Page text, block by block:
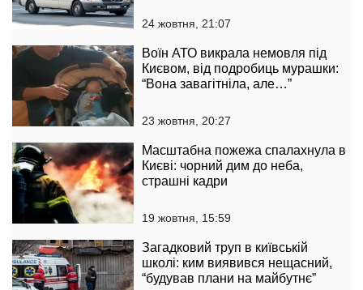
24 жовтня, 21:07
Воїн АТО викрала немовля під
Києвом, від подробиць мурашки:
“Вона завагітніла, але…”
23 жовтня, 20:27
Масштабна пожежа спалахнула в
Києві: чорний дим до неба,
страшні кадри
19 жовтня, 15:59
Загадковий труп в київській
школі: ким виявився нещасний,
“будував плани на майбутнє”